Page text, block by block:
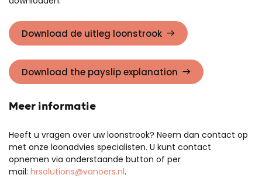
Download de uitleg loonstrook
Download the payslip explanation
Meer informatie
Heeft u vragen over uw loonstrook? Neem dan contact op
met onze loonadvies specialisten. U kunt contact
opnemen via onderstaande button of per
mail: hrsolutions@vanoers.nl.